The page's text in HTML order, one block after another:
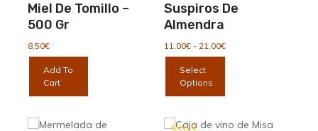
Miel De Tomillo –
500 Gr
8,50€
Add To
Cart
Suspiros De
Almendra
11,00€ - 21,00€Rango
21,00€
Select
Options
variantes.